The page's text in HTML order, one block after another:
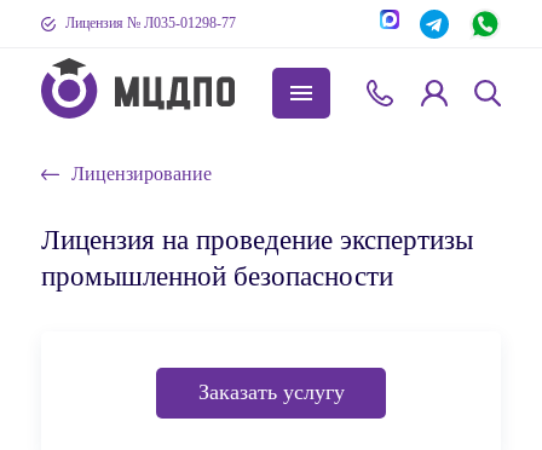
Лицензия № Л035-01298-77
Лицензирование
Лицензия на проведение экспертизы
промышленной безопасности
Заказать услугу